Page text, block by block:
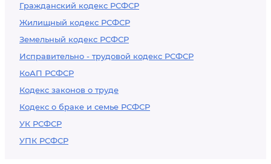
Гражданский кодекс РСФСР
Жилищный кодекс РСФСР
Земельный кодекс РСФСР
Исправительно - трудовой кодекс РСФСР
КоАП РСФСР
Кодекс законов о труде
Кодекс о браке и семье РСФСР
УК РСФСР
УПК РСФСР